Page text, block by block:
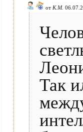
от К.М.
Так